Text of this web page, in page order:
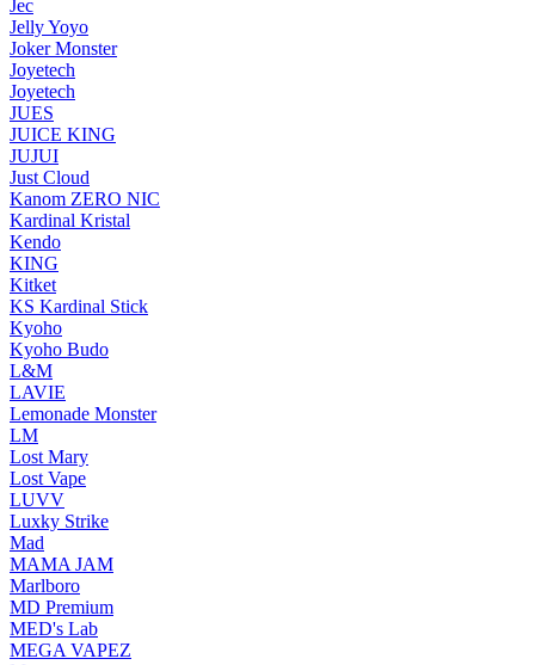
Jec
Jelly Yoyo
Joker Monster
Joyetech
Joyetech
JUES
JUICE KING
JUJUI
Just Cloud
Kanom ZERO NIC
Kardinal Kristal
Kendo
KING
Kitket
KS Kardinal Stick
Kyoho
Kyoho Budo
L&M
LAVIE
Lemonade Monster
LM
Lost Mary
Lost Vape
LUVV
Luxky Strike
Mad
MAMA JAM
Marlboro
MD Premium
MED's Lab
MEGA VAPEZ